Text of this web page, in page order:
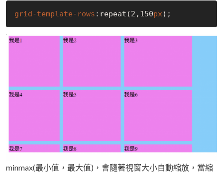
grid-template-rows :repeat(2 ,150px
minmax(最小值，最大值)，會隨著視窗大小自動縮放，當縮